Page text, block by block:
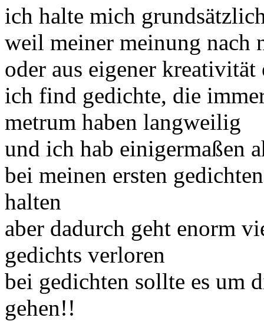
ich halte mich
weil meiner meinung nach
oder aus eigener
ich find gedichte, die
metrum haben langweilig
und ich hab einigermaßen
bei meinen ersten
halten
aber dadurch geht enorm
gedichts verloren
bei gedichten sollte es um
gehen!!